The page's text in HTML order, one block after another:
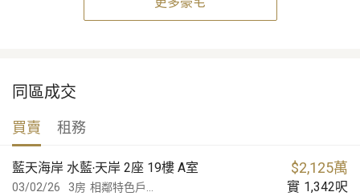
同區成交
買賣 租務
03/02/26
藍天海岸 水藍‧天岸 2座 19樓 A室 $2,125萬
相鄰特色戶... 實 1,342呎
3房